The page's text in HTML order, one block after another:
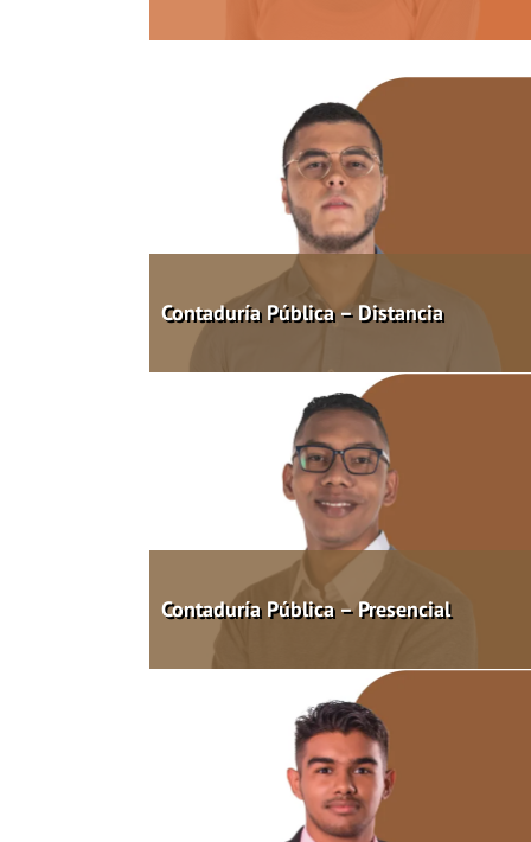
Contaduría Pública – Distancia
Contaduría Pública – Presencial